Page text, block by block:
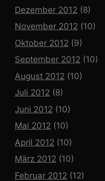
Dezember 2012 (8)
November 2012 (10)
Oktober 2012 (9)
September 2012 (10)
August 2012 (10)
Juli 2012 (8)
Juni 2012 (10)
Mai 2012 (10)
April 2012 (10)
März 2012 (10)
Februar 2012 (12)